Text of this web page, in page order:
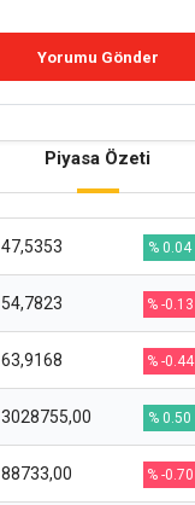
Piyasa Özeti
47,5353 % 0.04
54,7823 % -0.13
63,9168 % -0.44
3028755,00 % 0.50
88733,00 % -0.70